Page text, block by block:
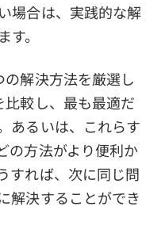
場合は、実践的な解
。
解決方法を厳選し
較し、最も最適だ
あるいは、これらす
の方法がより便利か
すれば、次に同じ問
解決することができ